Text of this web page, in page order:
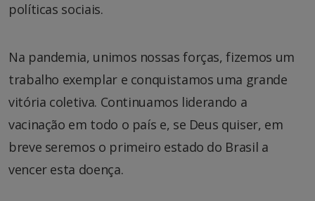
políticas sociais.
Na pandemia, unimos nossas forças, fizemos um
trabalho exemplar e conquistamos uma grande
vitória coletiva. Continuamos liderando a
vacinação em todo o país e, se Deus quiser, em
breve seremos o primeiro estado do Brasil a
vencer esta doença.